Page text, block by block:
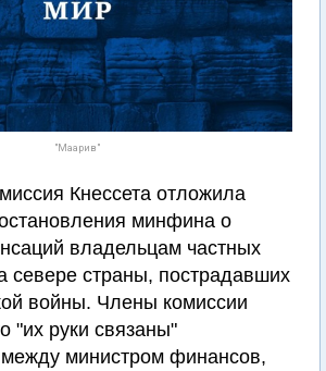
"Маарив"
Кнессета отложила
минфина о
владельцам частных
севере страны, пострадавших
войны. Члены комиссии
"их руки связаны"
министром финансов,